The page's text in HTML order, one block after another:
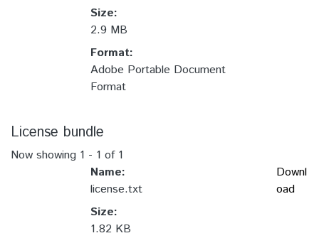
Size:
2.9 MB
Format:
Adobe Portable Document
Format
License bundle
Now showing 1 - 1 of 1
Name:
license.txt
Size:
1.82 KB
Downl
oad